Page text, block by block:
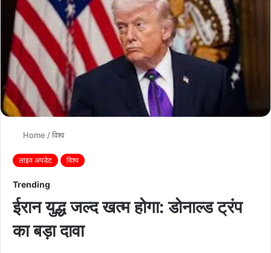
Home /विश्व
लाइव अपडेट विश्व
Trending
ईरान युद्ध जल्द खत्म होगा: डोनाल्ड ट्रंप
का बड़ा दावा